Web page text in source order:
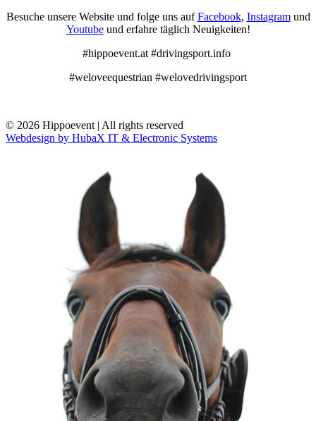
Besuche unsere Website und folge uns aufFacebook, Instagramund
Youtubeund erfahre täglich Neuigkeiten!
#hippoevent.at #drivingsport.info
#weloveequestrian #welovedrivingsport
© 2026 Hippoevent | All rights reserved
Webdesign by HubaX IT & Electronic Systems